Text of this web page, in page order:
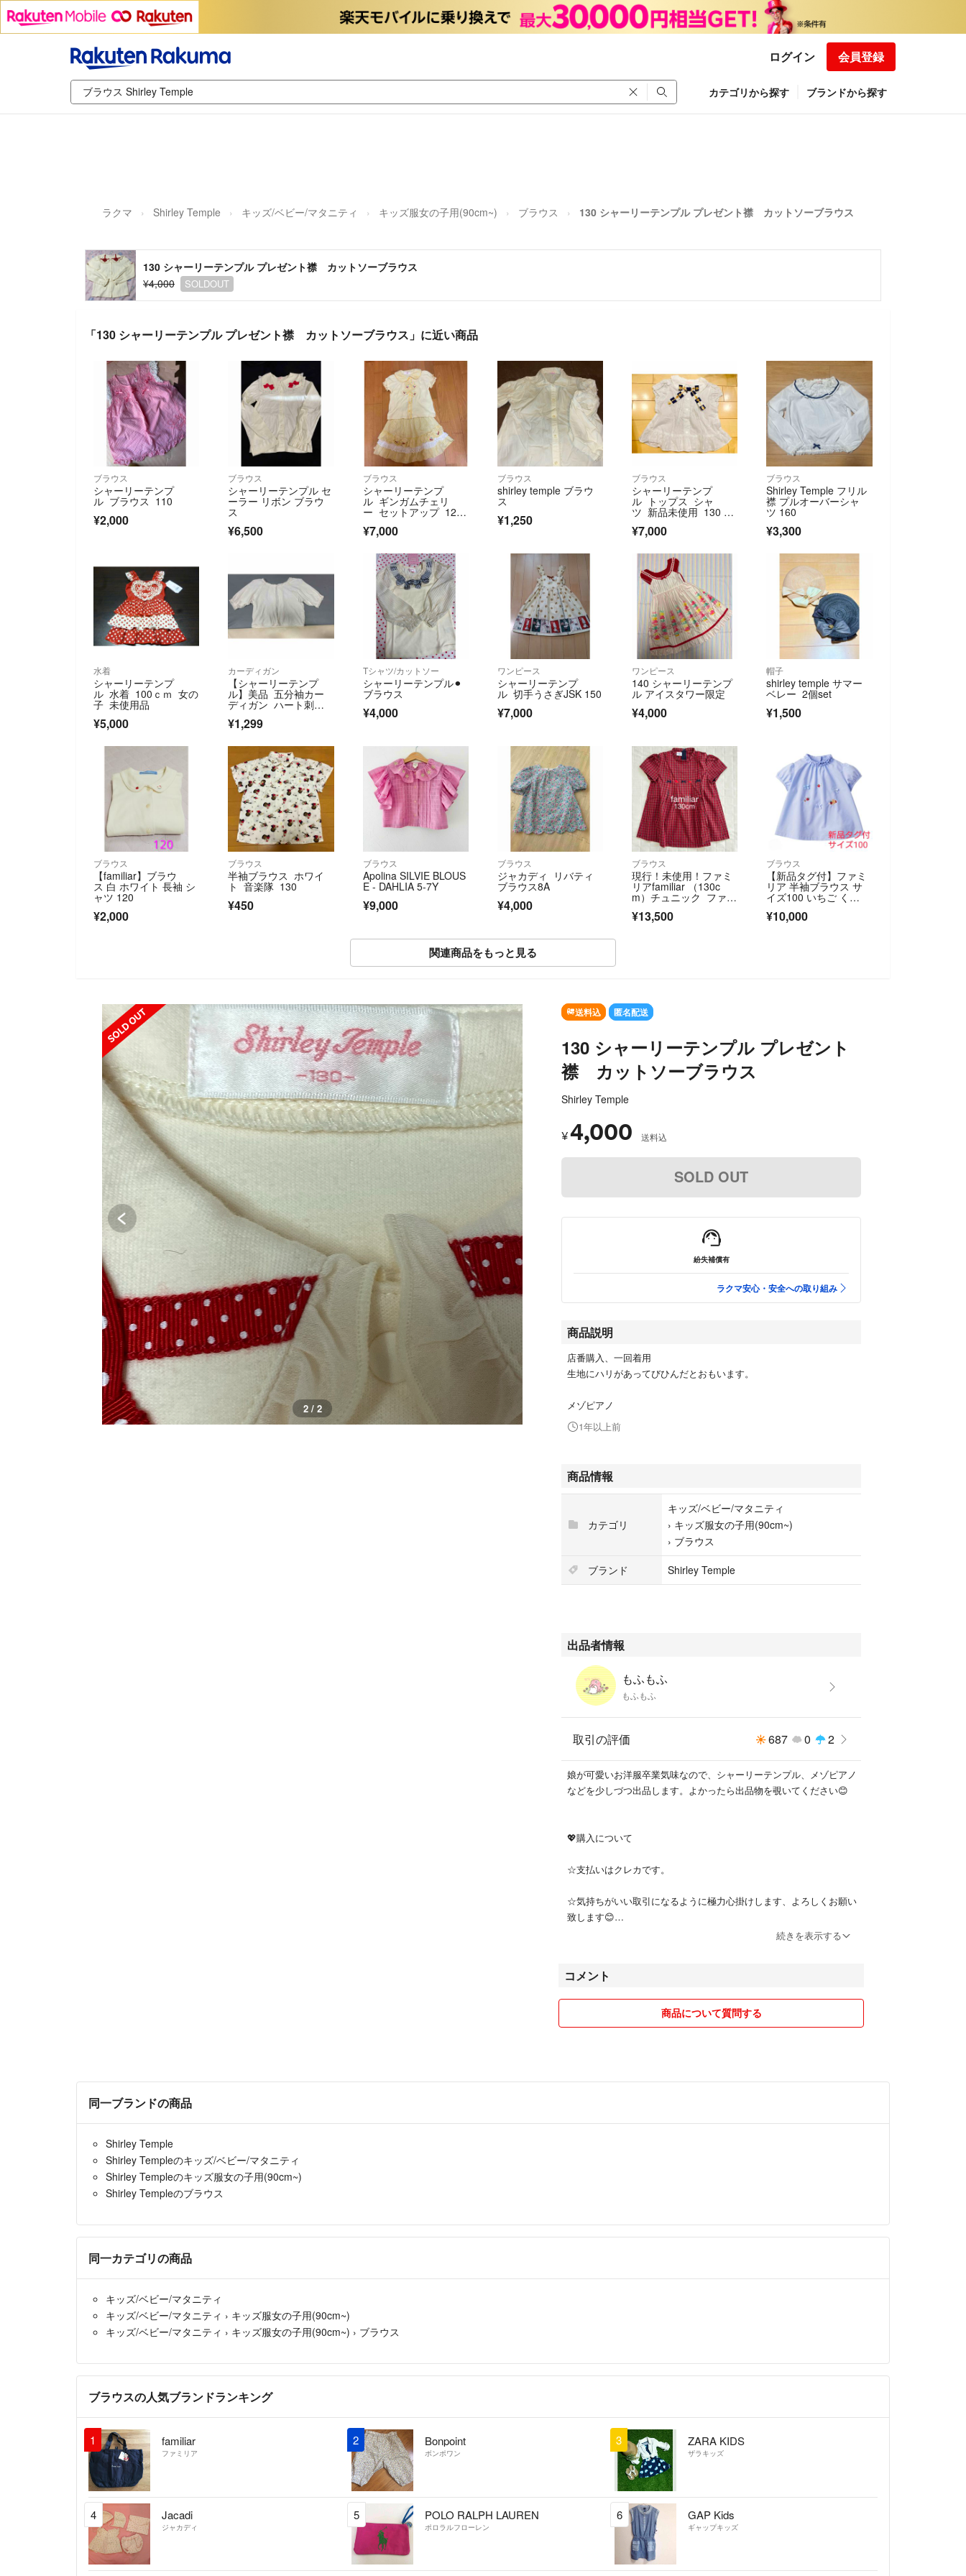
ログイン 会員登録
カテゴリから探す ブランドから探す
ラクマ Shirley Temple キッズ/ベビー/マタニティ キッズ服女の子用(90cm~) ブラウス 130 シャーリーテンプル プレゼント襟 カットソーブラウス
130 シャーリーテンプル プレゼント襟 カットソーブラウス
¥4,000
SOLDOUT
「130 シャーリーテンプル プレゼント襟 カットソーブラウス」に近い商品
ブラウス
シャーリーテンプ
ル ブラウス 110
¥2,000
ブラウス
シャーリーテンプル セ
ーラー リボン ブラウ
ス
¥6,500
ブラウス
シャーリーテンプ
ル ギンガムチェリ
ー セットアップ 12
0 130
¥7,000
ブラウス
shirley temple ブラウ
ス
¥1,250
ブラウス
シャーリーテンプ
ル トップス シャ
ツ 新品未使用 130 刺
¥7,000
ブラウス
Shirley Temple フリル
襟 プルオーバーシャ
ツ 160
¥3,300
水着
シャーリーテンプ
ル 水着 100ｃｍ 女の
子 未使用品
¥5,000
カーディガン
【シャーリーテンプ
ル】美品 五分袖カー
ディガン ハート刺
¥1,299
Tシャツ/カットソー
シャーリーテンプル⚫︎
ブラウス
¥4,000
ワンピース
シャーリーテンプ
ル 切手うさぎJSK 150
¥7,000
ワンピース
140 シャーリーテンプ
ル アイスタワー限定
¥4,000
帽子
shirley temple サマー
ベレー 2個set
¥1,500
ブラウス
【familiar】ブラウ
ス 白 ホワイト 長袖 シ
ャツ 120
¥2,000
ブラウス
半袖ブラウス ホワイ
ト 音楽隊 130
¥450
ブラウス
Apolina SILVIE BLOUS
E - DAHLIA 5-7Y
¥9,000
ブラウス
ジャカディ リバティ
ブラウス8A
¥4,000
ブラウス
現行！未使用！ファミ
リアfamiliar （130c
m）チュニック ファミ
¥13,500
ブラウス
【新品タグ付】ファミ
リア 半袖ブラウス サ
イズ100 いちご く
¥10,000
関連商品をもっと見る
SOLD OUT SOLD OUT
1 / 2
送料込 匿名配送
130 シャーリーテンプル プレゼント
襟 カットソーブラウス
Shirley Temple
¥4,000 送料込
SOLD OUT
紛失補償有
ラクマ安心・安全への取り組み
商品説明
店番購入、一回着用
生地にハリがあってびひんだとおもいます。
メゾピアノ
1年以上前
商品情報
カテゴリ
キッズ/ベビー/マタニティ
› キッズ服女の子用(90cm~)
› ブラウス
ブランド
Shirley Temple
出品者情報
もふもふ
もふもふ
取引の評価 687 0 2
娘が可愛いお洋服卒業気味なので、シャーリーテンプル、メゾピアノ
などを少しづつ出品します。よかったら出品物を覗いてください😊
💖購入について
☆支払いはクレカです。
☆気持ちがいい取引になるように極力心掛けします、よろしくお願い
致します😊
💖販売について
☆全て購入申請ありに設定してますので、コメント無し申請は大丈夫
です。
ません。気軽な取引が好きなので😊。その際、こちらの発送後メッセ
☆同じ方が複数購入申請する時はそれぞれ承認いたしますが、梱包後
続きを表示する
コメント
商品について質問する
同一ブランドの商品
Shirley Temple
Shirley Templeのキッズ/ベビー/マタニティ
Shirley Templeのキッズ服女の子用(90cm~)
Shirley Templeのブラウス
同一カテゴリの商品
キッズ/ベビー/マタニティ
キッズ/ベビー/マタニティ › キッズ服女の子用(90cm~)
キッズ/ベビー/マタニティ › キッズ服女の子用(90cm~) › ブラウス
ブラウスの人気ブランドランキング
1 familiar
ファミリア
2 Bonpoint
ボンポワン
3 ZARA KIDS
ザラキッズ
4 Jacadi
ジャカディ
5 POLO RALPH LAUREN
ポロラルフローレン
6 GAP Kids
ギャップキッズ